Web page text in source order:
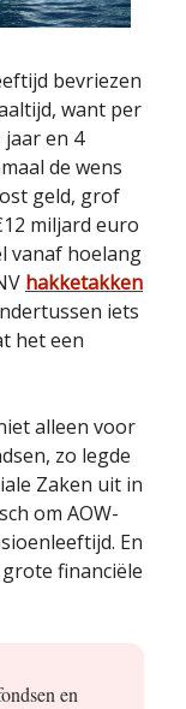
bevriezen
want per
jaar en 4
de wens
geld, grof
miljard euro
vanaf hoelang
hakketakken
iets
het een
alleen voor
zo legde
Zaken uit in
om AOW-
En
financiële
en